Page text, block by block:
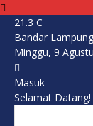
21.3 C
Bandar Lampung
Minggu, 9
Masuk
Selamat